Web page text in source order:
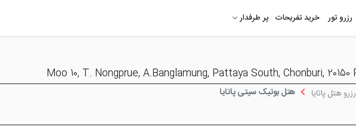
رزرو تور خرید تفریحات پر طرفدار
رزرو هتل پاتایا هتل بوتیک سیتی پاتایا